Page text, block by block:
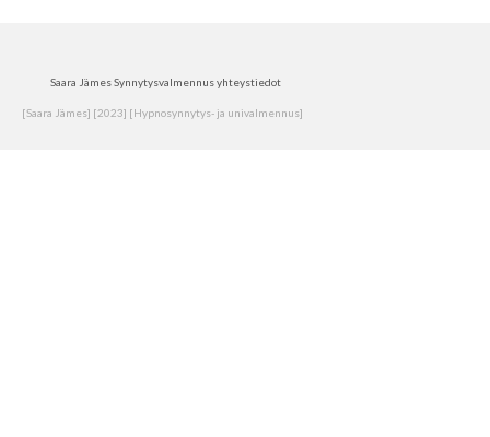
Saara Jämes Synnytysvalmennus yhteystiedot
[Saara Jämes] [2023] [Hypnosynnytys- ja univalmennus]